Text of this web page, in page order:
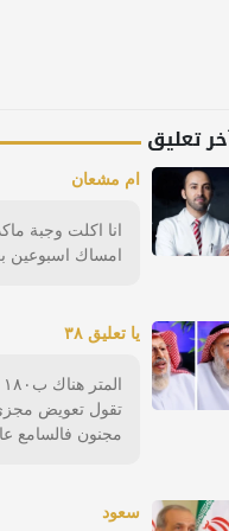
تعليق
ام مشعان
انا اكلت وجبة
امساك اسبوعين
يا تعليق ٣٨
تقول تعويض مجزي
مجنون فالسامع
سعود